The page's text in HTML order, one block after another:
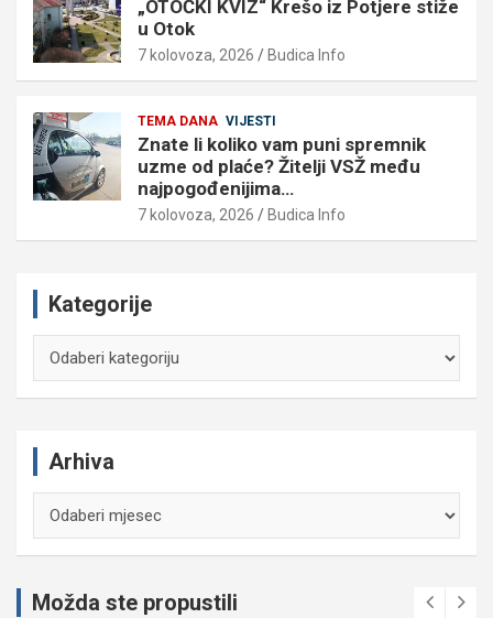
„OTOČKI KVIZ“ Krešo iz Potjere stiže
u Otok
7 kolovoza, 2026 Budica Info
TEMA DANA VIJESTI
Znate li koliko vam puni spremnik
uzme od plaće? Žitelji VSŽ među
najpogođenijima…
7 kolovoza, 2026 Budica Info
Kategorije
Arhiva
Možda ste propustili